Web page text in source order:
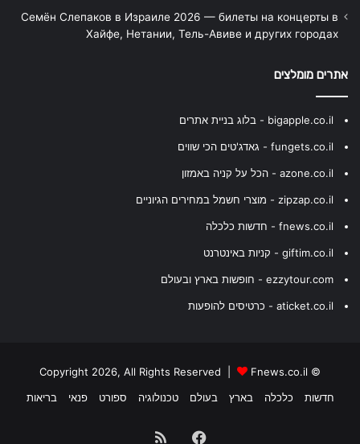
Семён Слепаков в Израиле 2026 — билеты на концерты в
Хайфе, Нетании, Тель-Авиве и других городах
אתרים מומלצים
bigapple.co.il - בלוג בניית אתרים
fungets.co.il - גאדג'טים הכי שווים
azone.co.il - הכל על קניה באמזון
zipzap.co.il - מוצרי חשמל במחירים הגיוניים
fnews.co.il - חדשות כלכלה
giftim.co.il - קניות באינטרנט
ezzytour.com - חופשות בארץ ובעולם
aticket.co.il - כרטיסים להופעות
© Copyright 2026, All Rights Reserved |
Fnews.co.il
חדשות
כלכלה בארץ בעולם טכנולוגיה ספורט פנאי בריאות
Facebook